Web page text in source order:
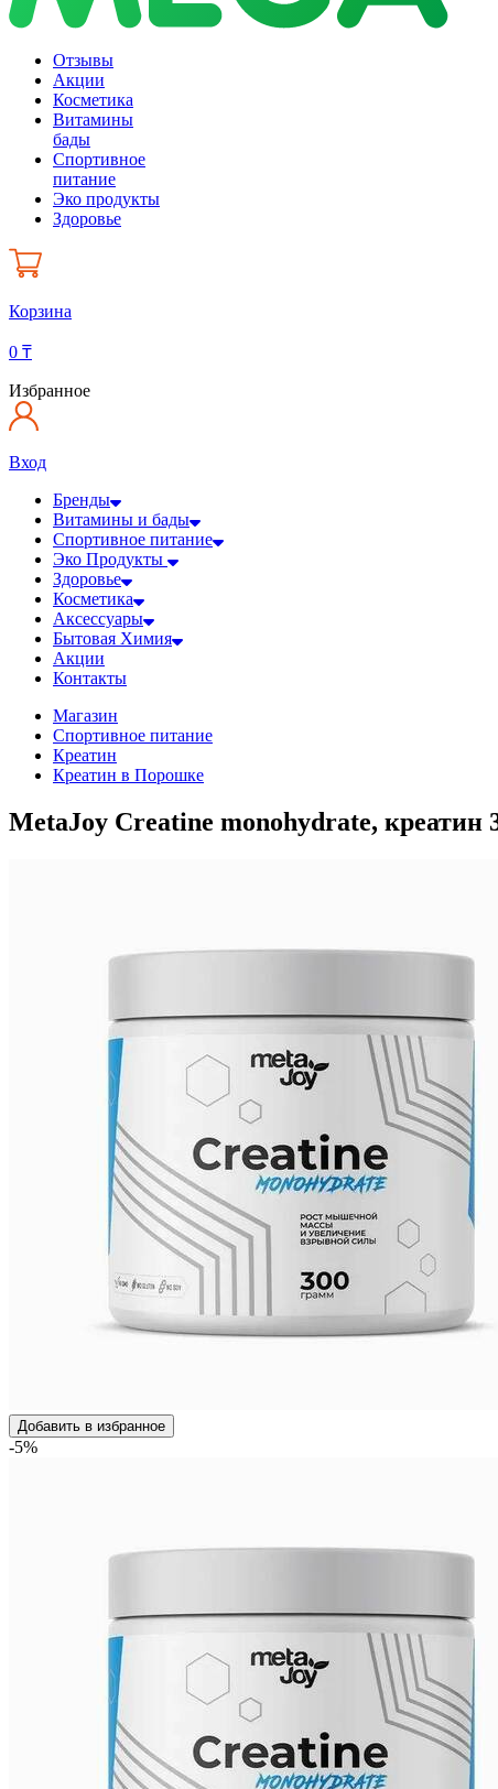
Отзывы
Акции
Косметика
Витамины
бады
Спортивное
питание
Эко продукты
Здоровье
Корзина
0 ₸
Избранное
Вход
Бренды
Витамины и бады
Спортивное питание
Эко Продукты
Здоровье
Косметика
Аксессуары
Бытовая Химия
Акции
Контакты
Магазин
Спортивное питание
Креатин
Креатин в Порошке
MetaJoy Creatine monohydrate, креатин
Добавить в избранное
-5%